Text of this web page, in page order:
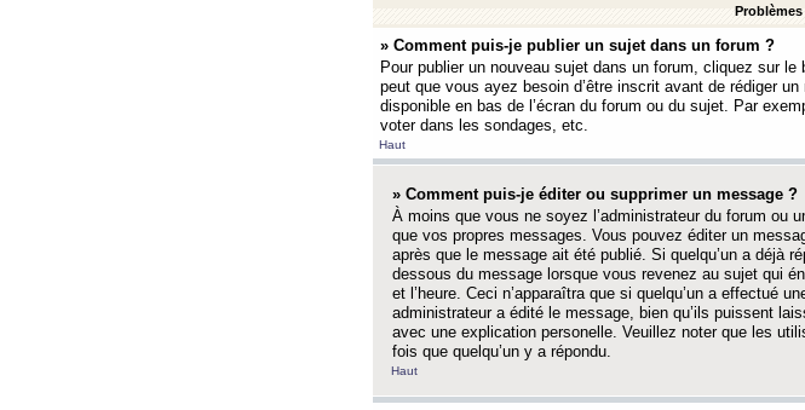
» Comment puis-je publier un sujet dans un forum ?
Pour publier un nouveau sujet dans un forum, cliquez sur
peut que vous ayez besoin d’être inscrit avant de rédiger
disponible en bas de l’écran du forum ou du sujet. Par
voter dans les sondages, etc.
Haut
» Comment puis-je éditer ou supprimer un message ?
À moins que vous ne soyez l’administrateur du forum ou
que vos propres messages. Vous pouvez éditer un
après que le message ait été publié. Si quelqu’un a déjà
dessous du message lorsque vous revenez au sujet qui
et l’heure. Ceci n’apparaîtra que si quelqu’un a effectué
administrateur a édité le message, bien qu’ils puissent
avec une explication personelle. Veuillez noter que les
fois que quelqu’un y a répondu.
Haut